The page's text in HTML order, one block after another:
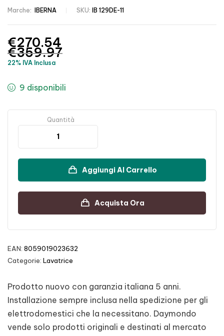
Marche: IBERNA SKU: IB 129DE-11
€359.97
€270.54
22% IVA Inclusa
9 disponibili
Quantità
Aggiungi Al Carrello
Acquista Ora
EAN: 8059019023632
Categorie: Lavatrice
Prodotto nuovo con garanzia italiana 5 anni.
Installazione sempre inclusa nella spedizione per gli
elettrodomestici che la necessitano. Daymondo
vende solo prodotti originali e destinati al mercato